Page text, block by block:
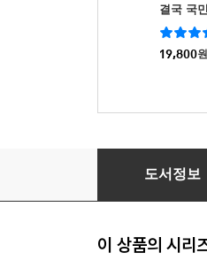
결국 국
19,800원
JLPT 합격시그
도서정보
이 상품의 시리